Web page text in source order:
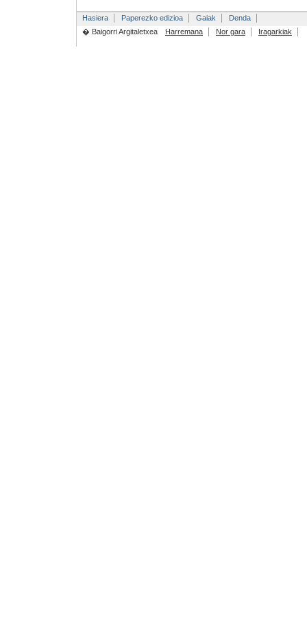
Hasiera Paperezko edizioa Gaiak
Denda
� Baigorri Argitaletxea
Harremana Nor gara Iragarkiak